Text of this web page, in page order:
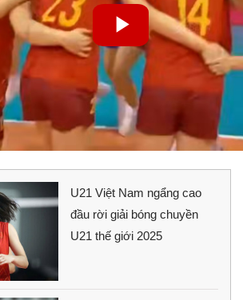
U21 Việt Nam ngẩng cao
đầu rời giải bóng chuyền
U21 thế giới 2025